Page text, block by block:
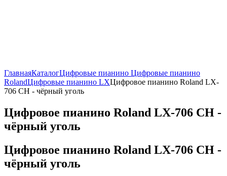
ГлавнаяКаталогЦифровые пианино Цифровые пианино
RolandЦифровые пианино LXЦифровое пианино Roland LX-
706 CН - чёрный уголь
Цифровое пианино Roland LX-706 CН -
чёрный уголь
Цифровое пианино Roland LX-706 CН -
чёрный уголь